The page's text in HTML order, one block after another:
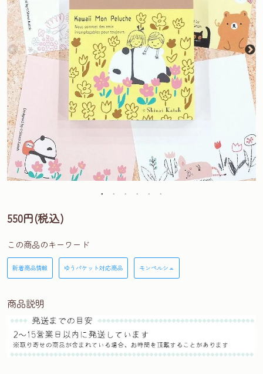
550円(税込)
この商品のキーワード
新着商品情報 ゆうパケット対応商品 モンペルシェ
商品説明